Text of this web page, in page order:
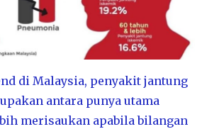
di Malaysia, penyakit jantung
antara punya utama
merisaukan apabila bilangan